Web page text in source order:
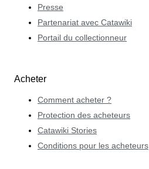
Presse
Partenariat avec Catawiki
Portail du collectionneur
Acheter
Comment acheter ?
Protection des acheteurs
Catawiki Stories
Conditions pour les acheteurs